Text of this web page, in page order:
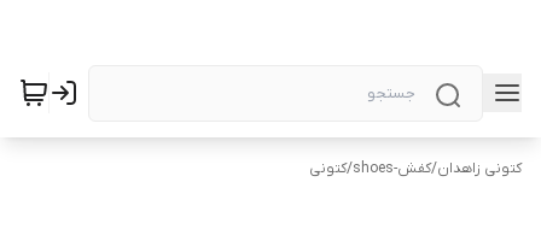
کتونی زاهدان/کفش-shoes /کتونی